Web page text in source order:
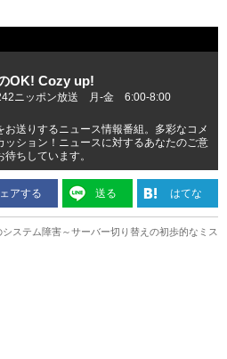
OK! Cozy up!
ニッポン放送 月-金 6:00-8:00
送りするニュース情報番組。多彩なコメ
ッション！ニュースに対するあなたのご意
ちしています。
アする 送る はてな
ステム障害～サーバー切り替えの初歩的なミス